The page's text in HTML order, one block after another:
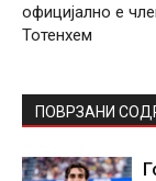
официјално е
Тотенхем
ПОВРЗАНИ